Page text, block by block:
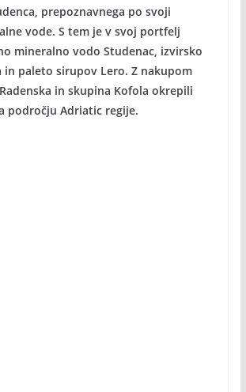
prepoznavnega po svoji
vode. S tem je v svoj portfelj
mineralno vodo Studenac, izvirsko
in paleto sirupov Lero. Z nakupom
in skupina Kofola okrepili
področju Adriatic regije.